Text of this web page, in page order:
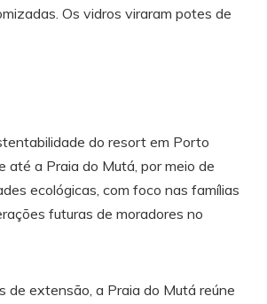
Os vidros viraram potes de
do resort em Porto
até a Praia do Mutá, por meio de
ecológicas, com foco nas famílias
futuras de moradores no
de extensão, a Praia do Mutá reúne